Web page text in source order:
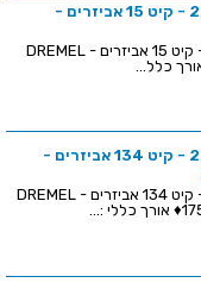
משחזת ציר חשמלית 220V - קיט 15 אביזרים -
משחזת ציר חשמלית 220V - קיט 15 אביזרים - DREMEL
משחזת ציר חשמלית 220V - קיט 134 אביזרים -
משחזת ציר חשמלית 220V - קיט 134 אביזרים - DREMEL